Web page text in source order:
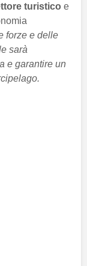
turistico e
forze e delle
sarà
e garantire un